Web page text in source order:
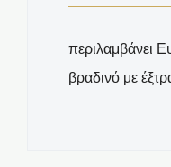
περιλαμβάνει
βραδινό με